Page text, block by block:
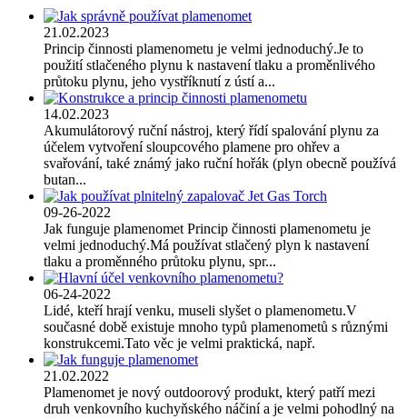
21.02.2023
Princip činnosti plamenometu je velmi jednoduchý.Je to
použití stlačeného plynu k nastavení tlaku a proměnlivého
průtoku plynu, jeho vystříknutí z ústí a...
14.02.2023
Akumulátorový ruční nástroj, který řídí spalování plynu za
účelem vytvoření sloupcového plamene pro ohřev a
svařování, také známý jako ruční hořák (plyn obecně používá
butan...
09-26-2022
Jak funguje plamenomet Princip činnosti plamenometu je
velmi jednoduchý.Má používat stlačený plyn k nastavení
tlaku a proměnného průtoku plynu, spr...
06-24-2022
Lidé, kteří hrají venku, museli slyšet o plamenometu.V
současné době existuje mnoho typů plamenometů s různými
konstrukcemi.Tato věc je velmi praktická, např.
21.02.2022
Plamenomet je nový outdoorový produkt, který patří mezi
druh venkovního kuchyňského náčiní a je velmi pohodlný na